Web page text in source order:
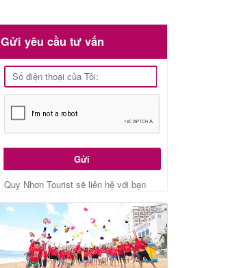
Gửi yêu cầu tư vấn
Gửi
Quy Nhơn Tourist sẽ liên hệ với bạn